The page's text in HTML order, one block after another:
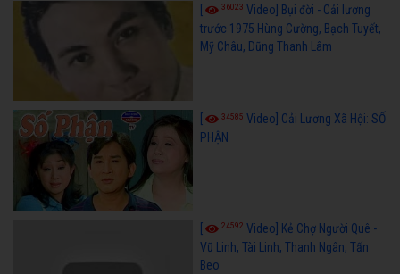
36023 Video] Bụi đời - Cải lương
trước 1975 Hùng Cường, Bạch Tuyết,
Mỹ Châu, Dũng Thanh Lâm
34585 Video] Cải Lương Xã Hội: SỐ
PHẬN
24592 Video] Kẻ Chợ Người Quê -
Vũ Linh, Tài Linh, Thanh Ngân, Tấn
Beo